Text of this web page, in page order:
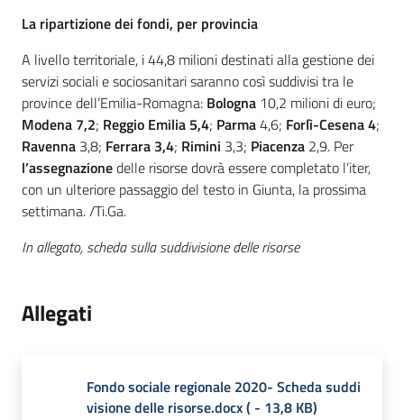
La ripartizione dei fondi, per provincia
A livello territoriale, i 44,8 milioni destinati alla gestione dei
servizi sociali e sociosanitari saranno così suddivisi tra le
province dell’Emilia-Romagna: Bologna 10,2 milioni di euro;
Modena 7,2; Reggio Emilia 5,4; Parma4,6; Forlì-Cesena4;
Ravenna 3,8; Ferrara 3,4; Rimini 3,3; Piacenza 2,9. Per
l’assegnazionedelle risorse dovrà essere completato l’iter,
con un ulteriore passaggio del testo in Giunta, la prossima
settimana. /Ti.Ga.
In allegato, scheda sulla suddivisione delle risorse
Allegati
Fondo sociale regionale 2020- Scheda suddi
visione delle risorse.docx( - 13,8 KB)